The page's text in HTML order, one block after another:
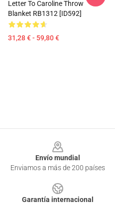
Letter To Caroline Throw
Blanket RB1312 [ID592]
31,28 € - 59,80 €
Envío mundial
Enviamos a más de 200 países
Garantía internacional